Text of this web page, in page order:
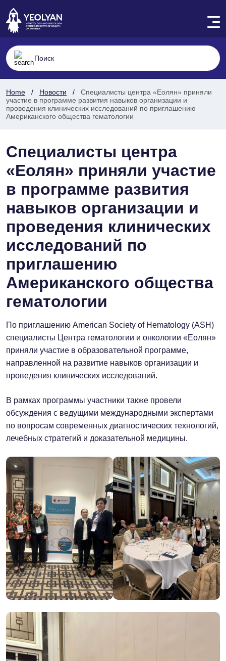
Home Новости
Специалисты центра «Еолян» приняли
участие в программе развития навыков организации и
проведения клинических исследований по приглашению
Американского общества гематологии
Специалисты центра
«Еолян» приняли участие
в программе развития
навыков организации и
проведения клинических
исследований по
приглашению
Американского общества
гематологии
По приглашению American Society of Hematology (ASH)
специалисты Центра гематологии и онкологии «Еолян»
приняли участие в образовательной программе,
направленной на развитие навыков организации и
проведения клинических исследований.
В рамках программы участники также провели
обсуждения с ведущими международными экспертами
по вопросам современных диагностических технологий,
лечебных стратегий и доказательной медицины.